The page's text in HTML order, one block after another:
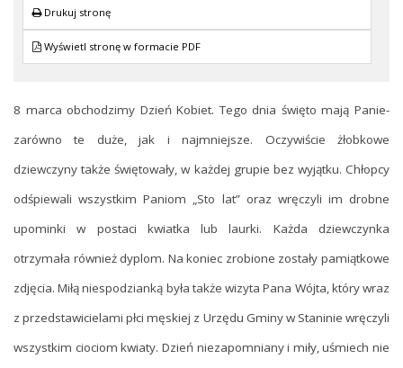
Drukuj stronę
Wyświetl stronę w formacie PDF
8 marca obchodzimy Dzień Kobiet. Tego dnia święto mają Panie-
zarówno te duże, jak i najmniejsze. Oczywiście żłobkowe
dziewczyny także świętowały, w każdej grupie bez wyjątku. Chłopcy
odśpiewali wszystkim Paniom „Sto lat” oraz wręczyli im drobne
upominki w postaci kwiatka lub laurki. Każda dziewczynka
otrzymała również dyplom. Na koniec zrobione zostały pamiątkowe
zdjęcia. Miłą niespodzianką była także wizyta Pana Wójta, który wraz
z przedstawicielami płci męskiej z Urzędu Gminy w Staninie wręczyli
wszystkim ciociom kwiaty. Dzień niezapomniany i miły, uśmiech nie